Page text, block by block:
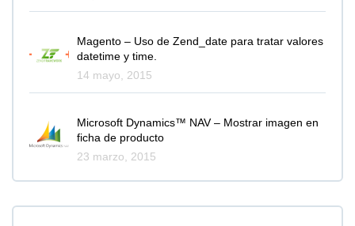
Magento – Uso de Zend_date para tratar valores
datetime y time.
14 mayo, 2015
Microsoft Dynamics™ NAV – Mostrar imagen en
ficha de producto
23 marzo, 2015